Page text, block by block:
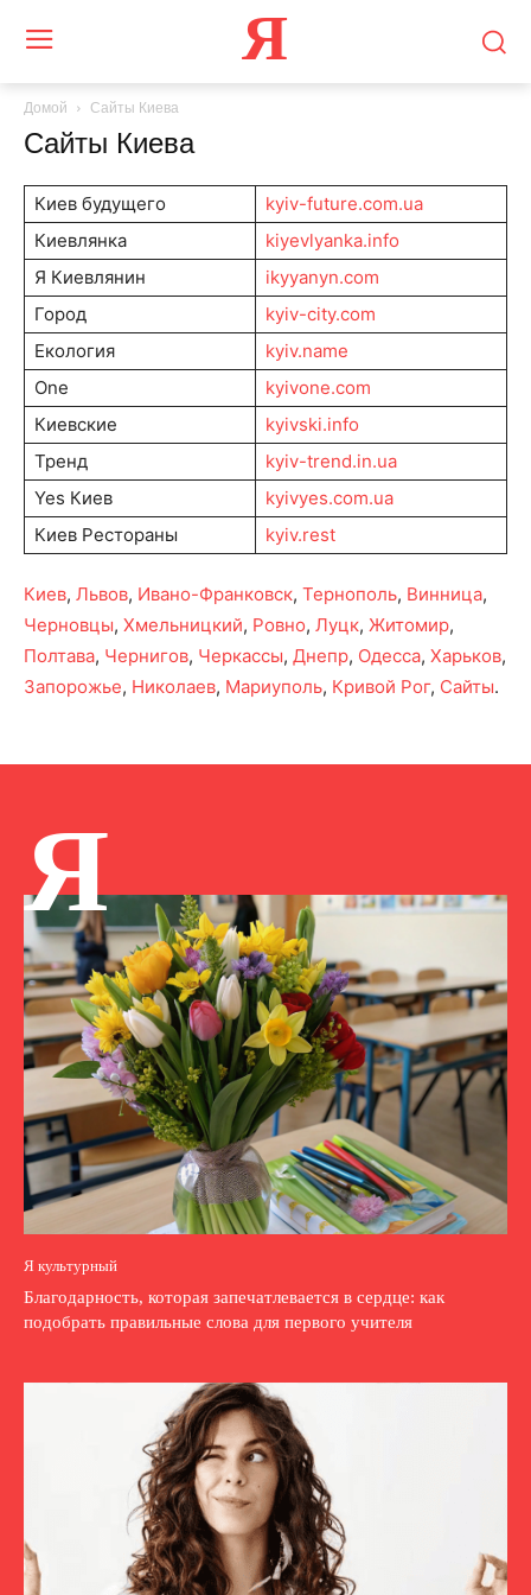
Я
Домой Сайты Киева
Сайты Киева
Киев будущего
kyiv-future.com.ua
Киевлянка
kiyevlyanka.info
Я Киевлянин
ikyyanyn.com
Город
kyiv-city.com
Екология
kyiv.name
One
kyivone.com
Киевские
kyivski.info
Тренд
kyiv-trend.in.ua
Yes Киев
kyivyes.com.ua
Киев Рестораны
kyiv.rest
Киев, Львов, Ивано-Франковск, Тернополь, Винница,
Черновцы, Хмельницкий, Ровно, Луцк, Житомир,
Полтава, Чернигов, Черкассы, Днепр, Одесса, Харьков,
Запорожье, Николаев, Мариуполь, Кривой Рог, Сайты.
Я
Я культурный
Благодарность, которая запечатлевается в сердце: как
подобрать правильные слова для первого учителя